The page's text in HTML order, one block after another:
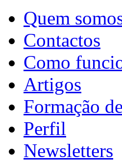
Quem
Contactos
Como
Artigos
Formação
Perfil
Newsletters